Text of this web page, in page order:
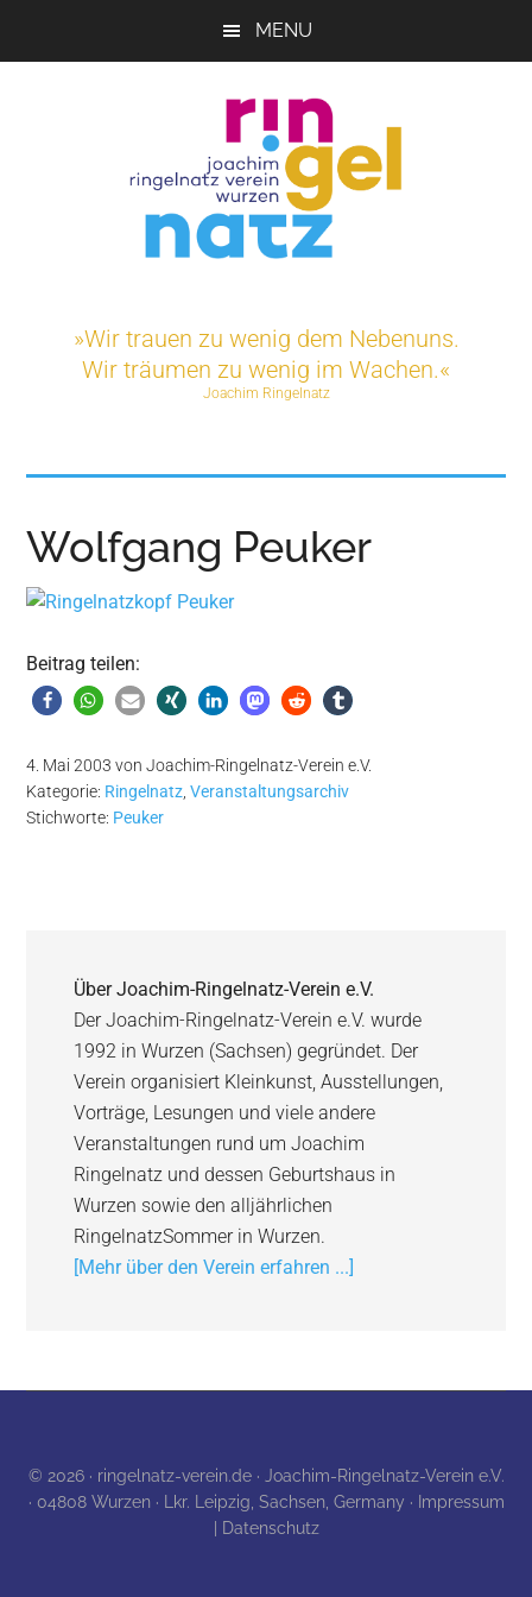
MENU
Ringelnatz-
Verein
e.V.
Projekte
in
Wurzen
»Wir trauen zu wenig dem Nebenuns.
Wir träumen zu wenig im Wachen.«
Joachim Ringelnatz
Wolfgang Peuker
Beitrag teilen:
4. Mai 2003 vonJoachim-Ringelnatz-Verein e.V.
Kategorie: Ringelnatz ,Veranstaltungsarchiv
Stichworte: Peuker
ÜberJoachim-Ringelnatz-Verein e.V.
Der Joachim-Ringelnatz-Verein e.V. wurde
1992 in Wurzen (Sachsen) gegründet. Der
Verein organisiert Kleinkunst, Ausstellungen,
Vorträge, Lesungen und viele andere
Veranstaltungen rund um Joachim
Ringelnatz und dessen Geburtshaus in
Wurzen sowie den alljährlichen
RingelnatzSommer in Wurzen.
[Mehr über den Verein erfahren ...]
© 2026 · ringelnatz-verein.de · Joachim-Ringelnatz-Verein e.V.
· 04808 Wurzen · Lkr. Leipzig, Sachsen, Germany · Impressum
| Datenschutz